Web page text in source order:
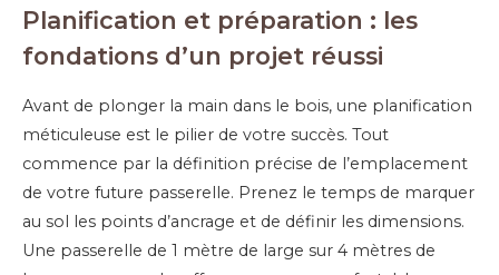
Planification et préparation : les
fondations d’un projet réussi
Avant de plonger la main dans le bois, une planification
méticuleuse est le pilier de votre succès. Tout
commence par la définition précise de l’emplacement
de votre future passerelle. Prenez le temps de marquer
au sol les points d’ancrage et de définir les dimensions.
Une passerelle de 1 mètre de large sur 4 mètres de